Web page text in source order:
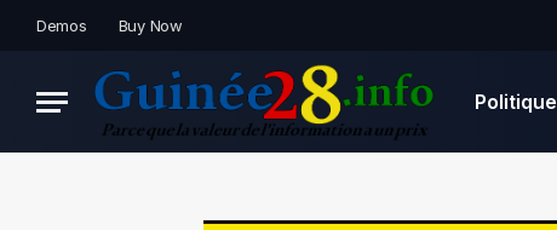
Demos Buy Now
Politique